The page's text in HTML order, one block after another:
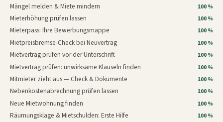
Mängel melden & Miete mindern 100 %
Mieterhöhung prüfen lassen 100 %
Mieterpass: Ihre Bewerbungsmappe 100 %
Mietpreisbremse-Check bei Neuvertrag 100 %
Mietvertrag prüfen vor der Unterschrift 100 %
Mietvertrag prüfen: unwirksame Klauseln finden 100 %
Mitmieter zieht aus — Check & Dokumente 100 %
Nebenkostenabrechnung prüfen lassen 100 %
Neue Mietwohnung finden 100 %
Räumungsklage & Mietschulden: Erste Hilfe 100 %